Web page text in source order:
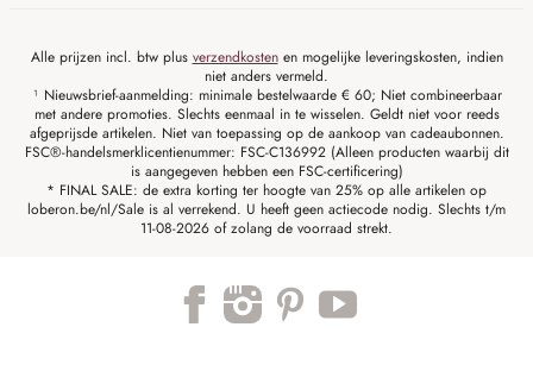
Alle prijzen incl. btw plus verzendkostenen mogelijke leveringskosten, indien
niet anders vermeld.
¹ Nieuwsbrief-aanmelding: minimale bestelwaarde € 60; Niet combineerbaar
met andere promoties. Slechts eenmaal in te wisselen. Geldt niet voor reeds
afgeprijsde artikelen. Niet van toepassing op de aankoop van cadeaubonnen.
FSC®-handelsmerklicentienummer: FSC-C136992 (Alleen producten waarbij dit
is aangegeven hebben een FSC-certificering)
* FINAL SALE: de extra korting ter hoogte van 25% op alle artikelen op
loberon.be/nl/Sale is al verrekend. U heeft geen actiecode nodig. Slechts t/m
11-08-2026 of zolang de voorraad strekt.